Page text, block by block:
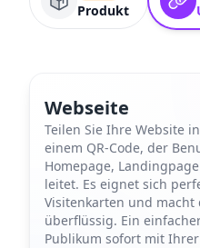
Produkt
Webseite
Teilen Sie Ihre Website
einem QR-Code, der
Homepage,
leitet. Es eignet sich
Visitenkarten und macht
überflüssig. Ein
Publikum sofort mit